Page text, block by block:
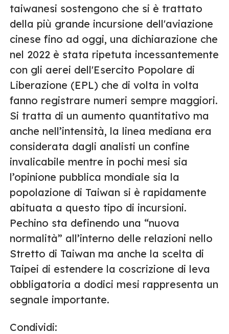
taiwanesi sostengono che si è trattato
della più grande incursione dell'aviazione
cinese fino ad oggi, una dichiarazione che
nel 2022 è stata ripetuta incessantemente
con gli aerei dell'Esercito Popolare di
Liberazione (EPL) che di volta in volta
fanno registrare numeri sempre maggiori.
Si tratta di un aumento quantitativo ma
anche nell’intensità, la linea mediana era
considerata dagli analisti un confine
invalicabile mentre in pochi mesi sia
l’opinione pubblica mondiale sia la
popolazione di Taiwan si è rapidamente
abituata a questo tipo di incursioni.
Pechino sta definendo una “nuova
normalità” all’interno delle relazioni nello
Stretto di Taiwan ma anche la scelta di
Taipei di estendere la coscrizione di leva
obbligatoria a dodici mesi rappresenta un
segnale importante.
Condividi: